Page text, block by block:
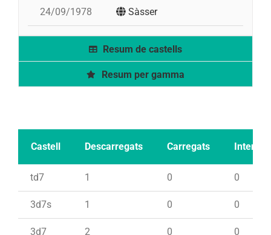
24/09/1978 Sàsser
Resum de castells
Resum per gamma
Castell Descarregats Carregats Intents
td7 1 0 0
3d7s 1 0 0
3d7 2 0 0